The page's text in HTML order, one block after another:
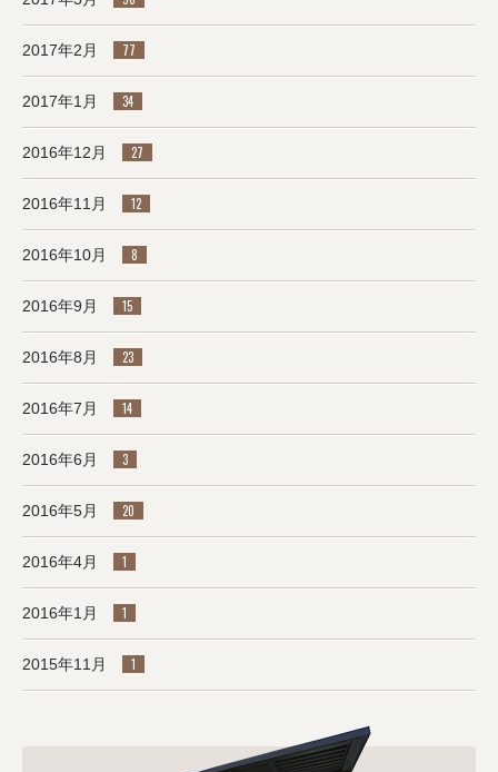
2017年2月 77
2017年1月 34
2016年12月 27
2016年11月 12
2016年10月 8
2016年9月 15
2016年8月 23
2016年7月 14
2016年6月 3
2016年5月 20
2016年4月 1
2016年1月 1
2015年11月 1